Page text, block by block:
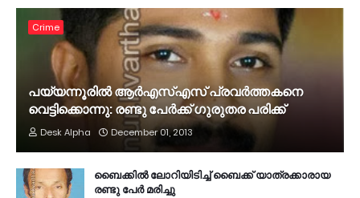
Crime
പയ്യന്നൂരില്‍ ആര്‍എസ്എസ് പ്രവര്‍ത്തകനെ
വെട്ടിക്കൊന്നു: രണ്ടു പേര്‍ക്ക് ഗുരുതര പരിക്ക്
Desk Alpha December 01, 2013
ബൈക്കില്‍ ലോറിയിടിച്ച് ബൈക്ക് യാത്രക്കാരായ
രണ്ടു പേര്‍ മരിച്ചു